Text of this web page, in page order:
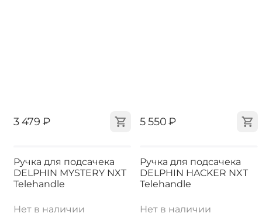
‍3 479‍ ₽ ‍5 550‍₽
Ручка для подсачека
DELPHIN MYSTERY NXT
Telehandle
Нет в наличии
Ручка для подсачека
DELPHIN HACKER NXT
Telehandle
Нет в наличии